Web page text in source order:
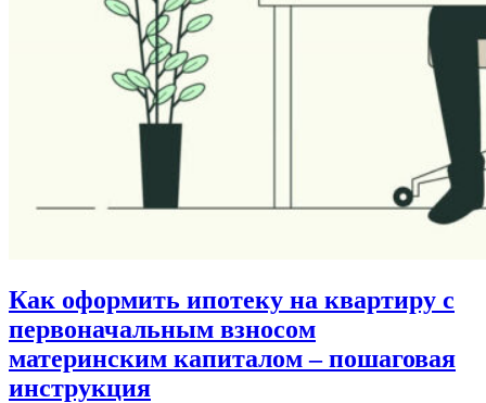
Как оформить ипотеку на квартиру с
первоначальным взносом
материнским капиталом – пошаговая
инструкция